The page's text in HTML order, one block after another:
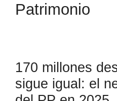
Patrimonio
170 millones
sigue igual: el